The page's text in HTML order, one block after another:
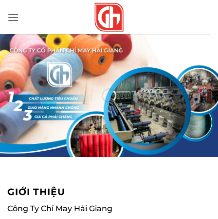
qua
dung
GIỚI THIỆU
Công Ty Chỉ May Hải Giang